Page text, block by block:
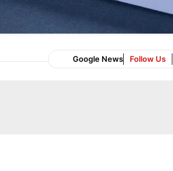
Google News Follow Us